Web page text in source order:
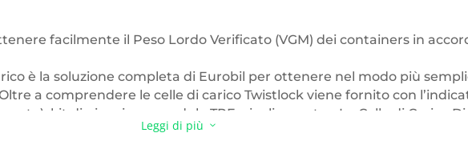
facilmente il Peso Lordo Verificato (VGM) dei containers in
è la soluzione completa di Eurobil per ottenere nel modo più
a comprendere le celle di carico Twistlock viene fornito con
kit di giunzione, modulo TRF e inclinometro. La Cella di Carico
Twistlock meccanici tradizionali con Twistlock a celle di carico
Leggi di più 3